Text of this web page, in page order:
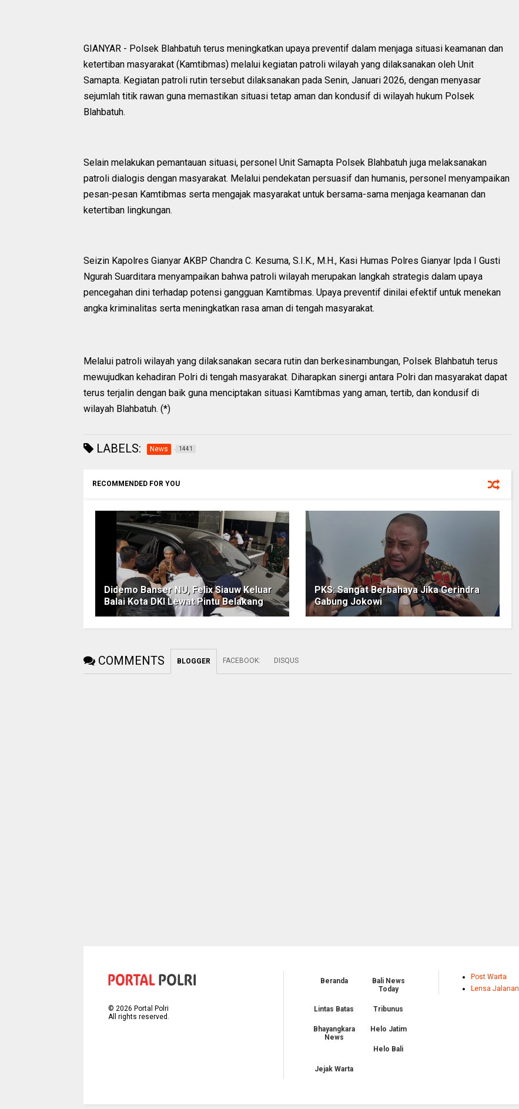
GIANYAR - Polsek Blahbatuh terus meningkatkan upaya preventif dalam menjaga situasi keamanan dan
ketertiban masyarakat (Kamtibmas) melalui kegiatan patroli wilayah yang dilaksanakan oleh Unit
Samapta. Kegiatan patroli rutin tersebut dilaksanakan pada Senin, Januari 2026, dengan menyasar
sejumlah titik rawan guna memastikan situasi tetap aman dan kondusif di wilayah hukum Polsek
Blahbatuh.
Selain melakukan pemantauan situasi, personel Unit Samapta Polsek Blahbatuh juga melaksanakan
patroli dialogis dengan masyarakat. Melalui pendekatan persuasif dan humanis, personel menyampaikan
pesan-pesan Kamtibmas serta mengajak masyarakat untuk bersama-sama menjaga keamanan dan
ketertiban lingkungan.
Seizin Kapolres Gianyar AKBP Chandra C. Kesuma, S.I.K., M.H., Kasi Humas Polres Gianyar Ipda I Gusti
Ngurah Suarditara menyampaikan bahwa patroli wilayah merupakan langkah strategis dalam upaya
pencegahan dini terhadap potensi gangguan Kamtibmas. Upaya preventif dinilai efektif untuk menekan
angka kriminalitas serta meningkatkan rasa aman di tengah masyarakat.
Melalui patroli wilayah yang dilaksanakan secara rutin dan berkesinambungan, Polsek Blahbatuh terus
mewujudkan kehadiran Polri di tengah masyarakat. Diharapkan sinergi antara Polri dan masyarakat dapat
terus terjalin dengan baik guna menciptakan situasi Kamtibmas yang aman, tertib, dan kondusif di
wilayah Blahbatuh. (*)
LABELS: News 1441
RECOMMENDED FOR YOU
Didemo Banser NU, Felix Siauw Keluar
Balai Kota DKI Lewat Pintu Belakang
PKS: Sangat Berbahaya Jika Gerindra
Gabung Jokowi
COMMENTS BLOGGER FACEBOOK: DISQUS
©2026 Portal Polri
All rights reserved.
Beranda
Bali News
Today
Lintas Batas Tribunus
Bhayangkara
News
Helo Jatim
Helo Bali
Jejak Warta
Post Warta
Lensa Jalanan